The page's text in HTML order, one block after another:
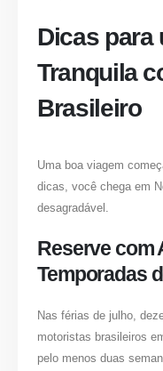
Dicas para
Tranquila
Brasileiro
Uma boa viagem
dicas, você chega em
desagradável.
Reserve com
Temporadas
Nas férias de julho,
motoristas brasileiros
pelo menos duas